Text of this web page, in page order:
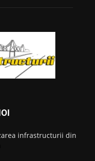
infrastructurii din